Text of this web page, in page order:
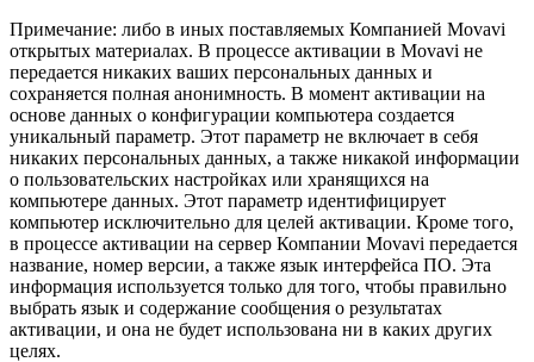
Примечание: либо в иных поставляемых Компанией Movavi
открытых материалах. В процессе активации в Movavi не
передается никаких ваших персональных данных и
сохраняется полная анонимность. В момент активации на
основе данных о конфигурации компьютера создается
уникальный параметр. Этот параметр не включает в себя
никаких персональных данных, а также никакой информации
о пользовательских настройках или хранящихся на
компьютере данных. Этот параметр идентифицирует
компьютер исключительно для целей активации. Кроме того,
в процессе активации на сервер Компании Movavi передается
название, номер версии, а также язык интерфейса ПО. Эта
информация используется только для того, чтобы правильно
выбрать язык и содержание сообщения о результатах
активации, и она не будет использована ни в каких других
целях.